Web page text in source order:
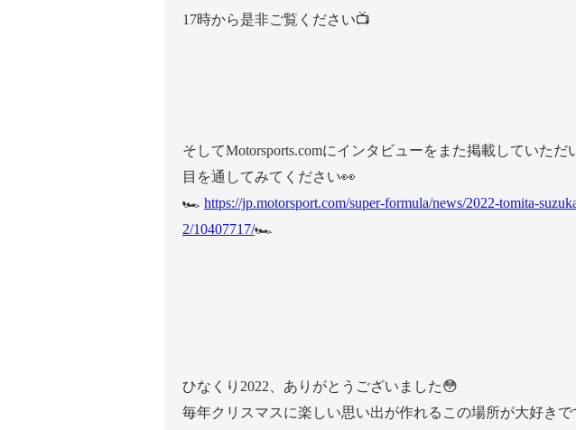
17時から是非ご覧ください📺
そしてMotorsports.comにインタビューをまた掲載していた
目を通してみてください👀
🏎 https://jp.motorsport.com/super-formula/news/2022-tomita-
2/10407717/🏎
ひなくり2022、ありがとうございました😳
毎年クリスマスに楽しい思い出が作れるこの場所が大好きで